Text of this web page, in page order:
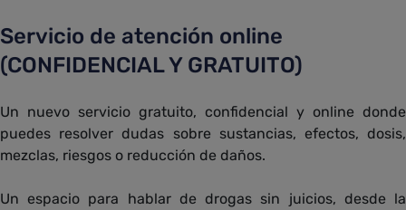
Servicio de atención online
(CONFIDENCIAL Y GRATUITO)
Un nuevo servicio gratuito, confidencial y online donde
puedes resolver dudas sobre sustancias, efectos, dosis,
mezclas, riesgos o reducción de daños.
Un espacio para hablar de drogas sin juicios, desde la